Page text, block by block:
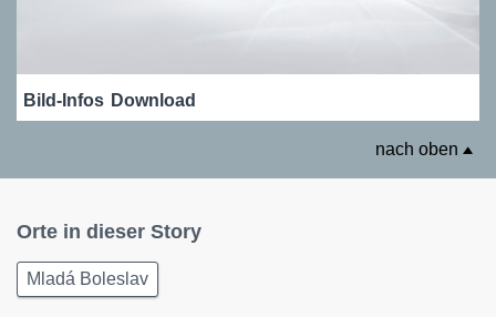
Bild-Infos Download
nach oben
Orte in dieser Story
Mladá Boleslav